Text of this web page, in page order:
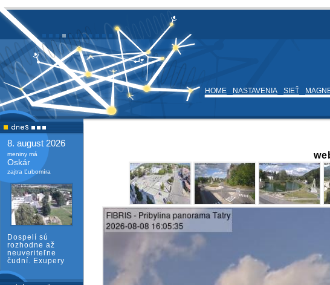
HOME NASTAVENIA SIEŤ
8. august 2026
meniny má
Oskár
zajtra Ľubomíra
Dospelí sú
rozhodne až
neuveriteľne
čudní. Exupery